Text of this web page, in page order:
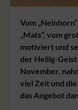
Vom
„Mats“, vom
motiviert und
der Heilig-
November,
viel Zeit und
das Angebot